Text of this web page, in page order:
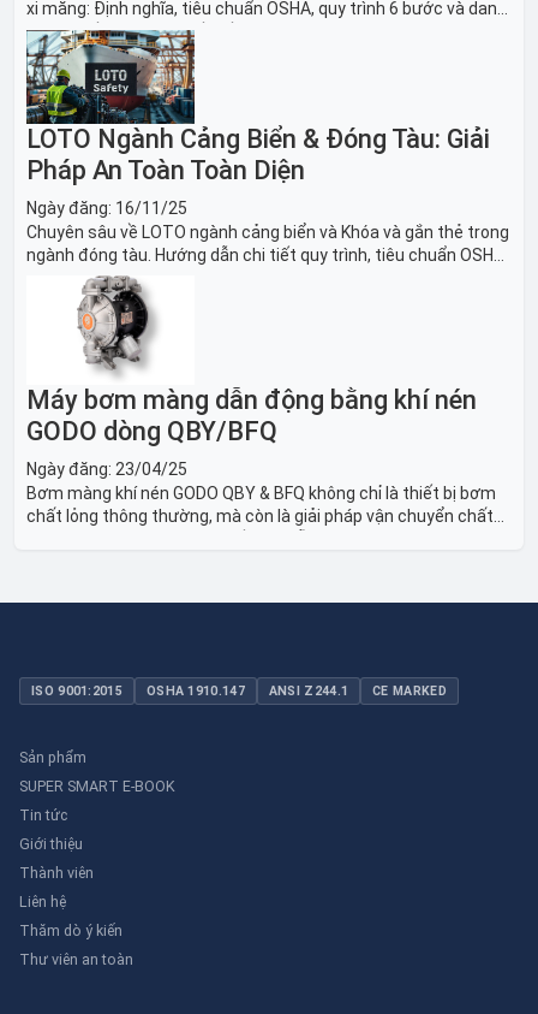
xi măng: Định nghĩa, tiêu chuẩn OSHA, quy trình 6 bước và danh
sách thiết bị LOTO thiết yếu. Giải pháp bảo trì lò nung, máy
nghiền an toàn.
LOTO Ngành Cảng Biển & Đóng Tàu: Giải
Pháp An Toàn Toàn Diện
Ngày đăng: 16/11/25
Chuyên sâu về LOTO ngành cảng biển và Khóa và gắn thẻ trong
ngành đóng tàu. Hướng dẫn chi tiết quy trình, tiêu chuẩn OSHA,
thiết bị và Giải pháp LOTO trong công nghiệp đóng tàu toàn
Máy bơm màng dẫn động bằng khí nén
GODO dòng QBY/BFQ
Ngày đăng: 23/04/25
Bơm màng khí nén GODO QBY & BFQ không chỉ là thiết bị bơm
chất lỏng thông thường, mà còn là giải pháp vận chuyển chất
ISO 9001:2015 OSHA 1910.147 ANSI Z244.1 CE MARKED
Sản phẩm
SUPER SMART E-BOOK
Tin tức
Giới thiệu
Thành viên
Liên hệ
Thăm dò ý kiến
Thư viên an toàn